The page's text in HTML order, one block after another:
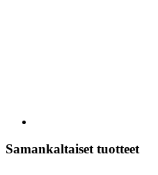
Samankaltaiset tuotteet